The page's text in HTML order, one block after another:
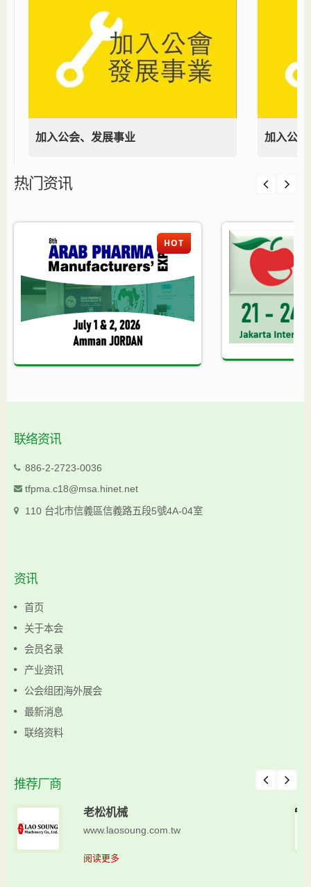
加入公会、发展事业 加入公
热门资讯
HOT
联络资讯
886-2-2723-0036
tfpma.c18@msa.hinet.net
110 台北市信義區信義路五段5號4A-04室
资讯
首页
关于本会
会员名录
产业资讯
公会组团海外展会
最新消息
联络资料
推荐厂商
老松机械
www.laosoung.com.tw
阅读更多